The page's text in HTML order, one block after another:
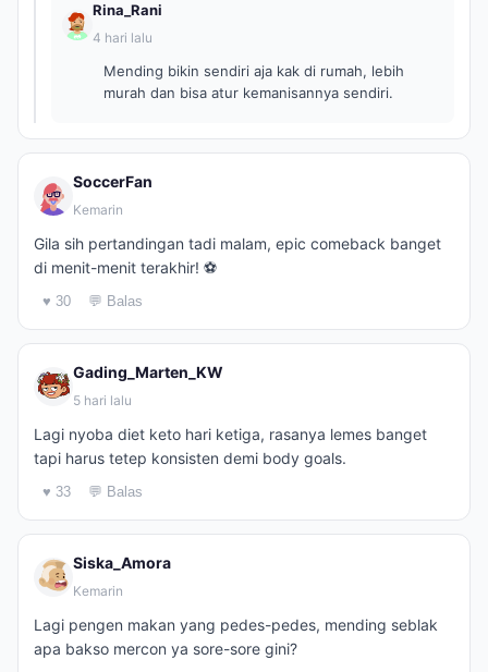
Rina_Rani
4 hari lalu
Mending bikin sendiri aja kak di rumah, lebih
murah dan bisa atur kemanisannya sendiri.
SoccerFan
Kemarin
Gila sih pertandingan tadi malam, epic comeback banget
di menit-menit terakhir! ⚽
♥ 30 💬 Balas
Gading_Marten_KW
5 hari lalu
Lagi nyoba diet keto hari ketiga, rasanya lemes banget
tapi harus tetep konsisten demi body goals.
♥ 33 💬 Balas
Siska_Amora
Kemarin
Lagi pengen makan yang pedes-pedes, mending seblak
apa bakso mercon ya sore-sore gini?